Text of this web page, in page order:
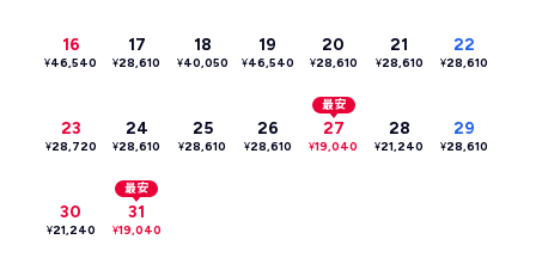
16
¥46,540
17
¥28,610
18
¥40,050
19
¥46,540
20
¥28,610
21
¥28,610
22
¥28,610
23
¥28,720
24
¥28,610
25
¥28,610
26
¥28,610
最安
27
¥19,040
28
¥21,240
29
¥28,610
30
¥21,240
最安
31
¥19,040